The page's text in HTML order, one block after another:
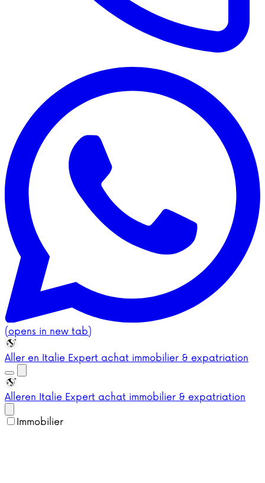
(opens in new tab)
Aller en Italie Expert achat immobilier & expatriation
Alleren Italie Expert achat immobilier & expatriation
Immobilier